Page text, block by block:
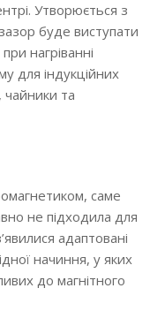
Утворюється з
буде виступати
нагріванні
для індукційних
чайники та
саме
не підходила для
адаптовані
начиння, у яких
до магнітного